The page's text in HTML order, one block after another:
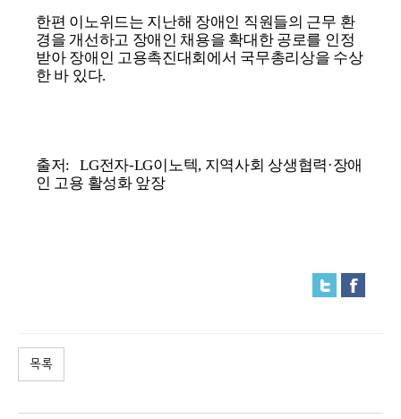
한편 이노위드는 지난해 장애인 직원들의 근무 환
경을 개선하고 장애인 채용을 확대한 공로를 인정
받아 장애인 고용촉진대회에서 국무총리상을 수상
한 바 있다.
출저:
LG전자-LG이노텍, 지역사회 상생협력·장애
인 고용 활성화 앞장
목록